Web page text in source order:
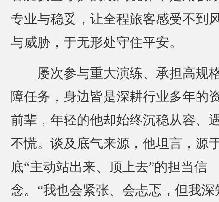
专业与稳妥，让全程旅客感受不到
与威胁，于无形处守住平安。
屡次参与重大演练、承担高规
障任务，身边皆是深耕行业多年的
前辈，年轻的他却始终沉稳从容、
不慌。谈及底气来源，他坦言，源
底“主动站出来、顶上去”的担当信
念。“我也会紧张、会忐忑，但我深